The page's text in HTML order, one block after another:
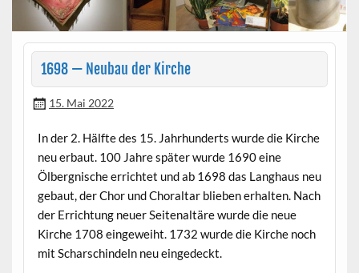
1698 — Neubau der Kirche
15. Mai 2022
In der 2. Hälfte des 15. Jahrhun­derts wurde die Kirche
neu erbaut. 100 Jahre später wurde 1690 eine
Ölbergnis­che errichtet und ab 1698 das Lang­haus neu
gebaut, der Chor und Choral­tar blieben erhal­ten. Nach
der Errich­tung neuer Seit­enaltäre wurde die neue
Kirche 1708 eingewei­ht. 1732 wurde die Kirche noch
mit Scharschin­deln neu eingedeckt.